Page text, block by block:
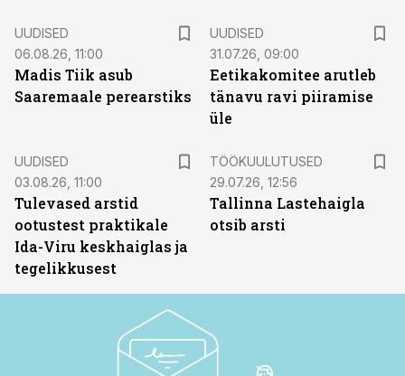
UUDISED
06.08.26, 11:00
Madis Tiik asub
Saaremaale perearstiks
UUDISED
31.07.26, 09:00
Eetikakomitee arutleb
tänavu ravi piiramise
üle
UUDISED
03.08.26, 11:00
Tulevased arstid
ootustest praktikale
Ida-Viru keskhaiglas ja
tegelikkusest
TÖÖKUULUTUSED
29.07.26, 12:56
Tallinna Lastehaigla
otsib arsti